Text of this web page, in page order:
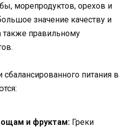
морепродуктов, орехов и
значение качеству и
также правильному
питания в
и фруктам: Греки